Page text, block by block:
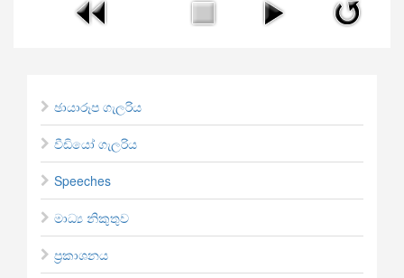
ඡායාරූප ගැලරිය
වීඩියෝ ගැලරිය
Speeches
මාධ්‍ය නිකුතුව
ප්‍රකාශනය